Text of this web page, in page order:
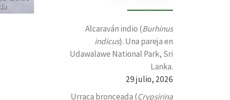
Alcaraván indio (Burhinus
indicus). Una pareja en
Udawalawe National Park, Sri
Lanka.
29 julio, 2026
Urraca bronceada (Crypsirina